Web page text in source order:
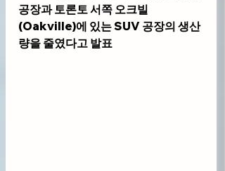
공장과 토론토 서쪽 오크빌
(Oakville)에 있는 SUV 공장의 생산
량을 줄였다고 발표